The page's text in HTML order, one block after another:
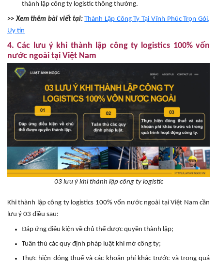
thành lập công ty logistic thông thường.
>> Xem thêm bài viết tại: Thành Lập Công Ty Tại Vĩnh Phúc Trọn Gói,
Uy tín
4. Các lưu ý khi thành lập công ty logistics 100% vốn
nước ngoài tại Việt Nam
03 lưu ý khi thành lập công ty logistic
Khi thành lập công ty logistics 100% vốn nước ngoài tại Việt Nam cần
lưu ý 03 điều sau:
Đáp ứng điều kiện về chủ thể được quyền thành lập;
Tuân thủ các quy định pháp luật khi mở công ty;
Thực hiện đóng thuế và các khoản phí khác trước và trong quá